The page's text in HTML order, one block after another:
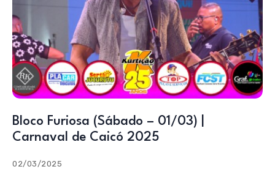
Bloco Furiosa (Sábado – 01/03) |
Carnaval de Caicó 2025
02/03/2025